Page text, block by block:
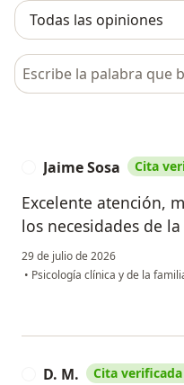
Busca en opiniones
Jaime Sosa Cita
Excelente atención,
los necesidades de
29 de julio de 2026
• Psicología clínica y de la
D. M. Cita verificada